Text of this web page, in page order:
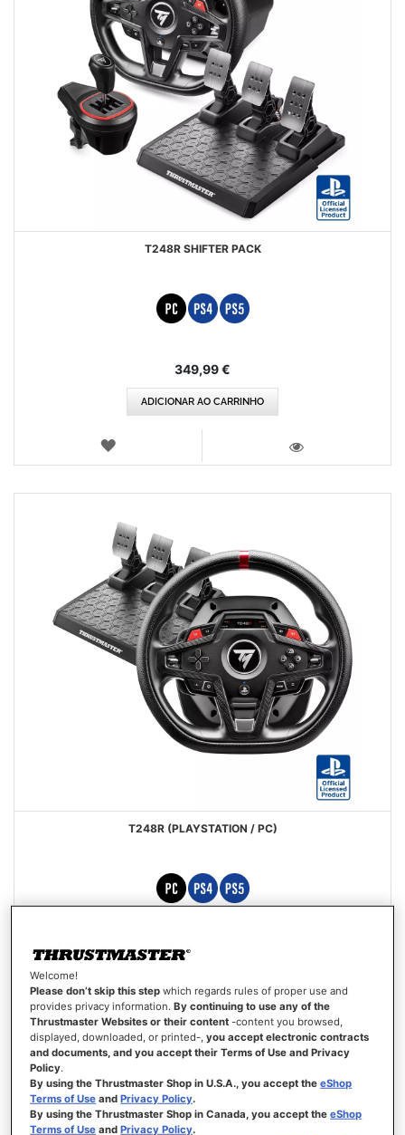
T248R SHIFTER PACK
349,99 €
ADICIONAR AO CARRINHO
LISTA
T248R (PLAYSTATION / PC)
299,99 €
LISTA
DE
DESEJOS
VISTA
Welcome!
Please don’t skip this step which regards rules of proper use and
provides privacy information.By continuing to use any of the
Thrustmaster Websites or their content -content you browsed,
displayed, downloaded, or printed-,you accept electronic contracts
and documents, and you accept their Terms of Use and Privacy
Policy.
By using the Thrustmaster Shop in U.S.A., you accept theeShop
Terms of Use andPrivacy Policy.
By using the Thrustmaster Shop in Canada, you accept theeShop
Terms of Use andPrivacy Policy.